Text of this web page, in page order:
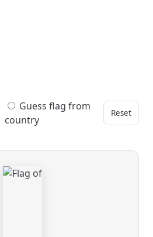
Guess flag from
country
Reset